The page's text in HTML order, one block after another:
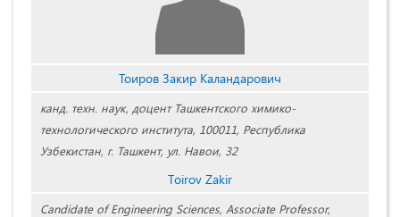
Тоиров Закир Каландарович
канд. техн. наук, доцент Ташкентского химико-
технологического института, 100011, Республика
Узбекистан, г. Ташкент, ул. Навои, 32
Tоirov Zakir
Candidate of Engineering Sciences, Associate Professor,